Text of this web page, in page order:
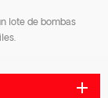
lote de bombas